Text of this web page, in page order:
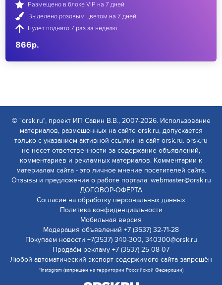
Размещено в блоке VIP на 7 дней
Выделено розовым цветом на 7 дней
Будет поднято 7 раз за неделю
866р.
© "orsk.ru", проект ИП Савин В.В., 2007-2026. Использование
материалов, размещенных на сайте orsk.ru, допускается
только с указанием активной ссылки на сайт orsk.ru. orsk.ru
не несет ответственности за содержание объявлений,
комментариев и рекламных материалов. Комментарии к
материалам сайта - это личное мнение посетителей сайта.
Отзывы и предложения о работе портала: webmaster@orsk.ru
ДОГОВОР-ОФЕРТА
Согласие на обработку персональных данных
Политика конфиденциальности
Мобильная версия
Модерация объявлений +7 (3537) 32-71-28
Покупаем новости +7(3537) 340-300, 340300@orsk.ru
Продаём рекламу +7 (3537) 25-08-07
Любой автоматический экспорт содержимого сайта запрещён
*Instagram (запрещен на территории Российской Федерации)